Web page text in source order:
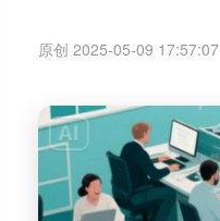
原创 2025-05-09 17:57:07